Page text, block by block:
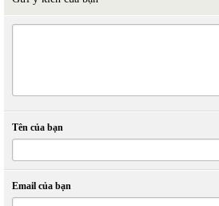
Tên của bạn
Email của bạn